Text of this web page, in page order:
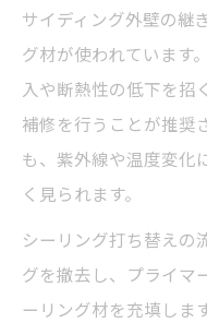
サイディング外壁の継
グ材が使われています
入や断熱性の低下を招
補修を行うことが推奨
も、紫外線や温度変化
く見られます。
シーリング打ち替えの
グを撤去し、プライマ
ーリング材を充填しま